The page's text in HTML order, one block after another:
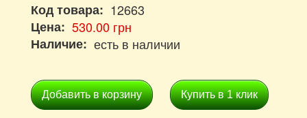
Код товара: 12663
Цена: 530.00 грн
Наличие: есть в наличии
Добавить в корзину Купить в 1 клик